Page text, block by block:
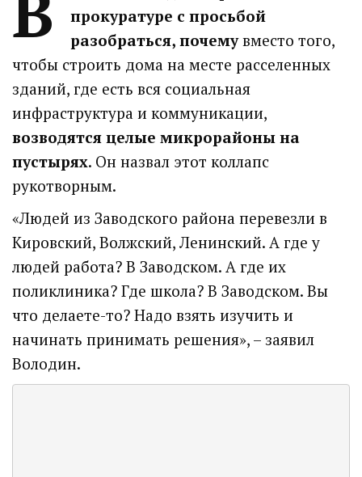
прокуратуре с просьбой
разобраться, почемувместо того,
чтобы строить дома на месте расселенных
зданий, где есть вся социальная
инфраструктура и коммуникации,
возводятся целые микрорайоны на
пустырях. Он назвал этот коллапс
рукотворным.
«Людей из Заводского района перевезли в
Кировский, Волжский, Ленинский. А где у
людей работа? В Заводском. А где их
поликлиника? Где школа? В Заводском. Вы
что делаете-то? Надо взять изучить и
начинать принимать решения», – заявил
Володин.